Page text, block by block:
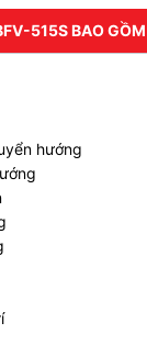
515S BAO GỒM
hướng